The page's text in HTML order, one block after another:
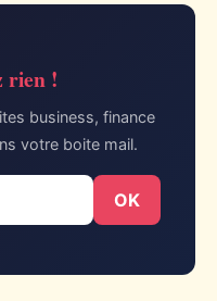
rien !
business, finance
votre boite mail.
OK